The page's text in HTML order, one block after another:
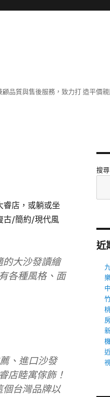
品質與售後服務，致力打 造平價親
睿店，或躺或坐
古/簡約/現代風
大沙發讀繪
各種風格、面
、進口沙發
店睦寓傢飾！
台灣品牌以
搜尋
近